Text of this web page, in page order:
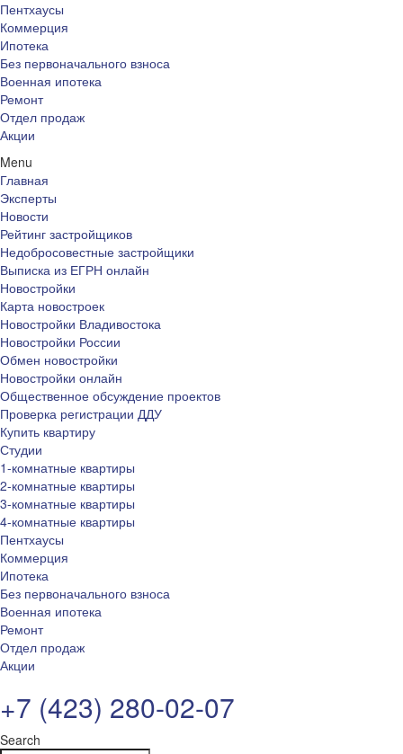
Пентхаусы
Коммерция
Ипотека
Без первоначального взноса
Военная ипотека
Ремонт
Отдел продаж
Акции
Menu
Главная
Эксперты
Новости
Рейтинг застройщиков
Недобросовестные застройщики
Выписка из ЕГРН онлайн
Новостройки
Карта новостроек
Новостройки Владивостока
Новостройки России
Обмен новостройки
Новостройки онлайн
Общественное обсуждение проектов
Проверка регистрации ДДУ
Купить квартиру
Студии
1-комнатные квартиры
2-комнатные квартиры
3-комнатные квартиры
4-комнатные квартиры
Пентхаусы
Коммерция
Ипотека
Без первоначального взноса
Военная ипотека
Ремонт
Отдел продаж
Акции
+7 (423) 280-02-07
Search